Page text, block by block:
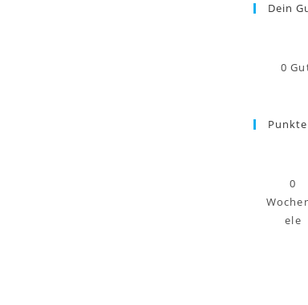
Dein
0
0
ele